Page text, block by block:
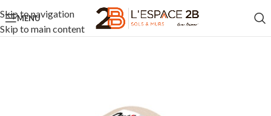
Skip to navigation
Skip to main content
MENU